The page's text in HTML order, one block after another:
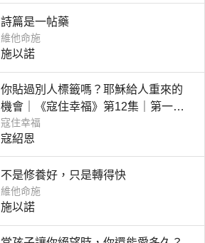
詩篇是一帖藥
維他命施
施以諾
你貼過別人標籤嗎？耶穌給人重來的
機會｜《寇住幸福》第12集｜第一塊
石頭
寇住幸福
寇紹恩
不是修養好，只是轉得快
維他命施
施以諾